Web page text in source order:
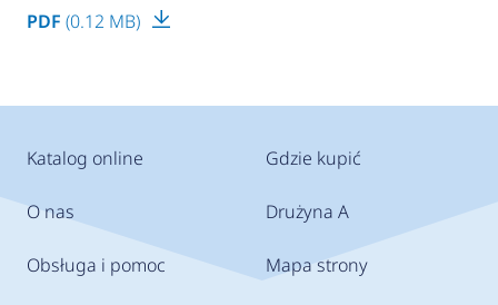
PDF (0.12 MB)
Katalog online
O nas
Obsługa i pomoc
Gdzie kupić
Drużyna A
Mapa strony